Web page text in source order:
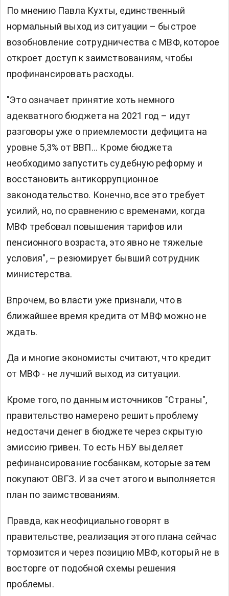
По мнению Павла Кухты, единственный
нормальный выход из ситуации – быстрое
возобновление сотрудничества с МВФ, которое
откроет доступ к заимствованиям, чтобы
профинансировать расходы.
"Это означает принятие хоть немного
адекватного бюджета на 2021 год – идут
разговоры уже о приемлемости дефицита на
уровне 5,3% от ВВП... Кроме бюджета
необходимо запустить судебную реформу и
восстановить антикоррупционное
законодательство. Конечно, все это требует
усилий, но, по сравнению с временами, когда
МВФ требовал повышения тарифов или
пенсионного возраста, это явно не тяжелые
условия", – резюмирует бывший сотрудник
министерства.
Впрочем, во власти уже признали, что в
ближайшее время кредита от МВФ можно не
ждать.
Да и многие экономисты считают, что кредит
от МВФ - не лучший выход из ситуации.
Кроме того, по данным источников "Страны",
правительство намерено решить проблему
недостачи денег в бюджете через скрытую
эмиссию гривен. То есть НБУ выделяет
рефинансирование госбанкам, которые затем
покупают ОВГЗ. И за счет этого и выполняется
план по заимствованиям.
Правда, как неофициально говорят в
правительстве, реализация этого плана сейчас
тормозится и через позицию МВФ, который не в
восторге от подобной схемы решения
проблемы.